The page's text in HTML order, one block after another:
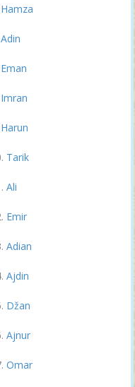
Hamza
Adin
Eman
Imran
Harun
Tarik
Ali
Emir
Adian
Ajdin
Džan
Ajnur
Omar